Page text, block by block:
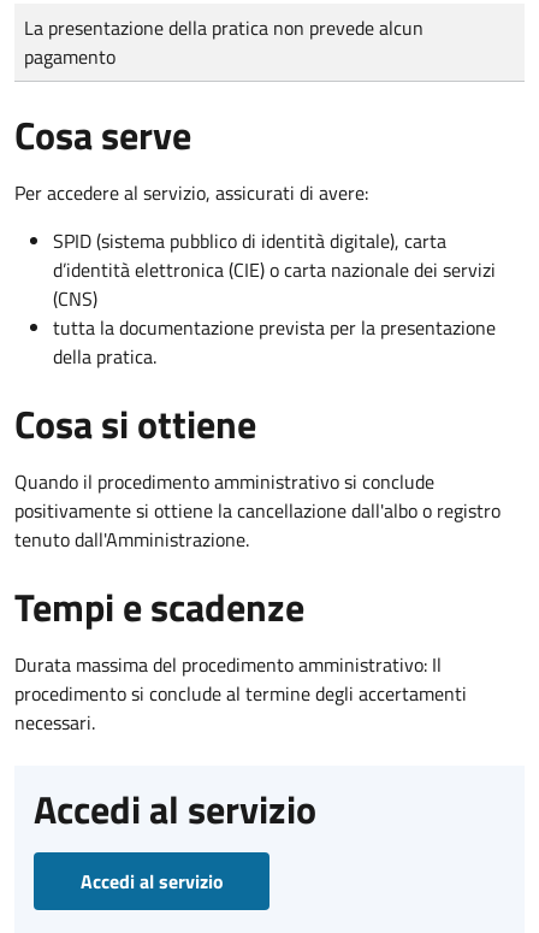
Tipo di pagamento
Importo
La presentazione della pratica non prevede alcun
pagamento
Cosa serve
Per accedere al servizio, assicurati di avere:
SPID (sistema pubblico di identità digitale), carta
d’identità elettronica (CIE) o carta nazionale dei servizi
(CNS)
tutta la documentazione prevista per la presentazione
della pratica.
Cosa si ottiene
Quando il procedimento amministrativo si conclude
positivamente si ottiene la cancellazione dall'albo o registro
tenuto dall'Amministrazione.
Tempi e scadenze
Durata massima del procedimento amministrativo: Il
procedimento si conclude al termine degli accertamenti
necessari.
Accedi al servizio
Accedi al servizio